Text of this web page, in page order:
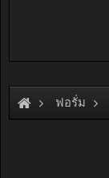
ฟอรั่ม